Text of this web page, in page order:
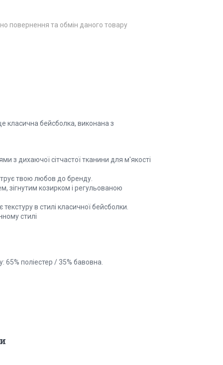
повернення та обмін даного товару
класична бейсболка, виконана з
з дихаючої сітчастої тканини для м'якості
твою любов до бренду.
зігнутим козирком і регульованою
в стилі класичної бейсболки.
стилі
65% поліестер / 35% бавовна.